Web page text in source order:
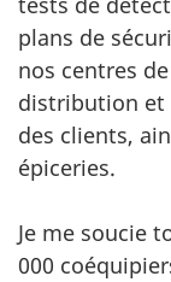
plans de
nos centres de
distribution et
des clients,
épiceries.
Je me soucie
000